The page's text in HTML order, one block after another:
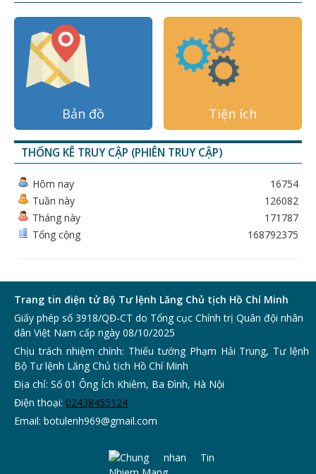
Bản đồ Tiện ích
THỐNG KÊ TRUY CẬP (PHIÊN TRUY CẬP)
Hôm nay
Tuần này
Tháng này
Tổng cộng
16754
126082
171787
168792375
Trang tin điện tử Bộ Tư lệnh Lăng Chủ tịch Hồ Chí Minh
Giấy phép số 3918/QĐ-CT do Tổng cục Chính trị Quân đội nhân
dân Việt Nam cấp ngày 08/10/2025
Chịu trách nhiệm chính: Thiếu tướng Phạm Hải Trung, Tư lệnh
Bộ Tư lệnh Lăng Chủ tịch Hồ Chí Minh
Địa chỉ: Số 01 Ông Ích Khiêm, Ba Đình, Hà Nội
Điện thoại: 02438455124
Email: botulenh969@gmail.com